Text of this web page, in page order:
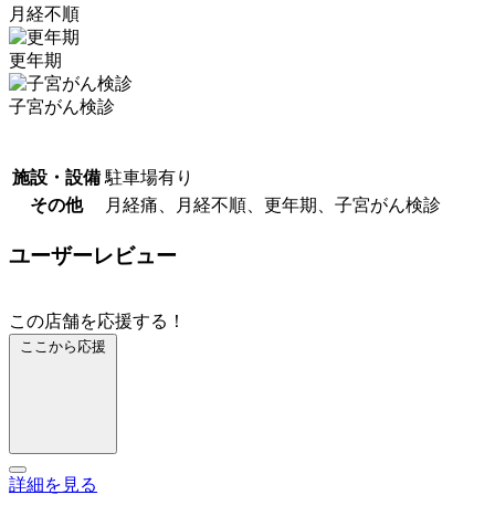
月経不順
更年期
子宮がん検診
施設・設備 駐車場有り
その他
月経痛、月経不順、更年期、子宮がん検診
ユーザーレビュー
この店舗を応援する！
ここから応援
詳細を見る